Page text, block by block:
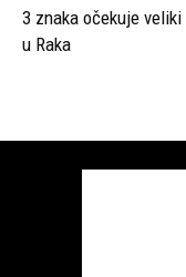
3 znaka očekuje
u Raka